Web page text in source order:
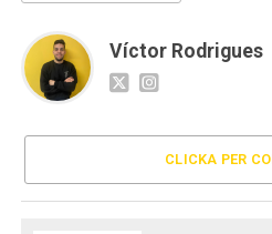
Víctor Rodrigues
CLICKA PER